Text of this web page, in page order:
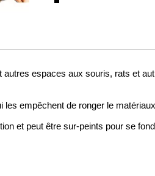
espaces aux souris, rats et
les empêchent de ronger le
et peut être sur-peints pour se